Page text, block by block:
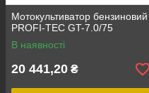
Мотокультиватор бензиновий
PROFI-TEC GT-7.0/75
В наявності
20 441,20 ₴